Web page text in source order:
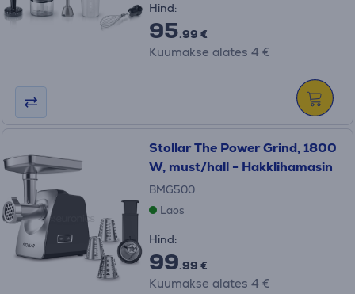
Hind:
95.99 €
Kuumakse alates 4 €
Stollar The Power Grind, 1800
W, must/hall - Hakklihamasin
BMG500
Laos
Hind:
99.99 €
Kuumakse alates 4 €